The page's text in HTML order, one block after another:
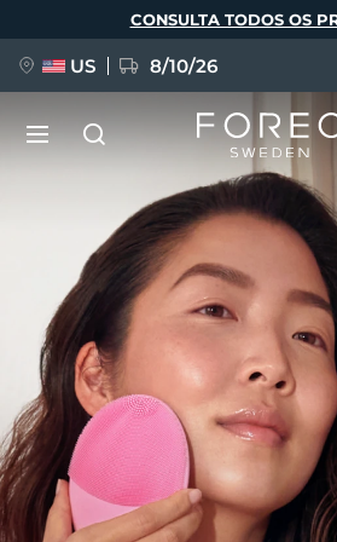
principal
CONSULTA TODOS OS
US 8/10/26
As
NOVIDADE
FAQ™ Pure Beauty-Tech Elixir
BREAKING NEWS
issa™ Teeth Whitening Set
Idioma
English Deutsch
Français
Italiano
Polski
Svenska
Türkçe
简体中文